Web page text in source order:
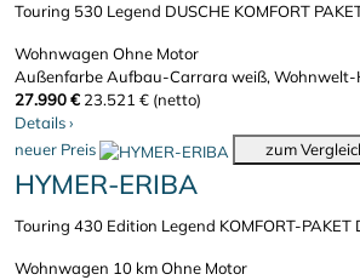
Touring 530 Legend DUSCHE KOMFORT
Wohnwagen Ohne Motor
Außenfarbe Aufbau-Carrara weiß, Wohnwelt-
27.990 € 23.521 € (netto)
Details›
neuer Preis
zum
HYMER-ERIBA
Touring 430 Edition Legend KOMFORT-PAKET
Wohnwagen 10 kmOhne Motor